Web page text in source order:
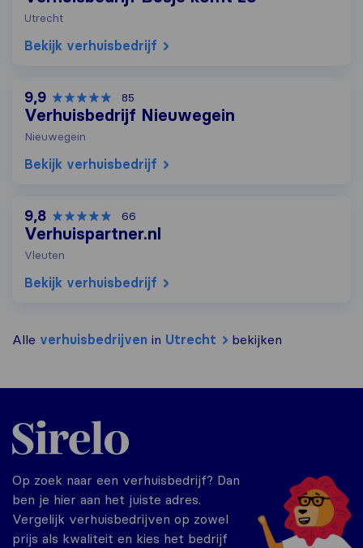
Utrecht
Bekijk verhuisbedrijf
9,9 85
Verhuisbedrijf Nieuwegein
Nieuwegein
Bekijk verhuisbedrijf
9,8 66
Verhuispartner.nl
Vleuten
Bekijk verhuisbedrijf
Alle verhuisbedrijven in Utrecht bekijken
Sirelo.nl
Op zoek naar een verhuisbedrijf? Dan
ben je hier aan het juiste adres.
Vergelijk verhuisbedrijven op zowel
prijs als kwaliteit en kies het bedrijf